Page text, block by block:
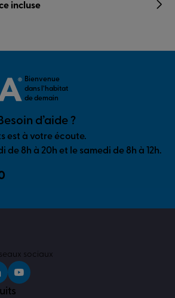
incluse
Bienvenue
dans l’habitat
de demain
d’aide ?
est à votre écoute.
de 8h à 20h et le samedi de 8h à 12h.
sociaux